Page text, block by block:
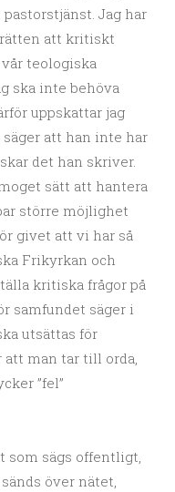
Jag har
att kritiskt
teologiska
ska inte behöva
uppskattar jag
att han inte har
det han skriver.
sätt att hantera
större möjlighet
givet att vi har så
Frikyrkan och
kritiska frågor på
samfundet säger i
utsättas för
att man tar till orda,
”fel”
som sägs offentligt,
över nätet,